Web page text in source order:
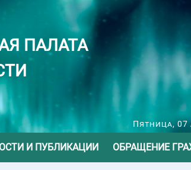
ПАЛАТА
Пятница, 07
И ПУБЛИКАЦИИ ОБРАЩЕНИЕ